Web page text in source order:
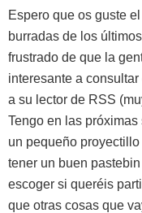
Espero que os guste
burradas de los
frustrado de que la
interesante a
a su lector de RSS
Tengo en las
un pequeño
tener un buen
escoger si queréis
que otras cosas que